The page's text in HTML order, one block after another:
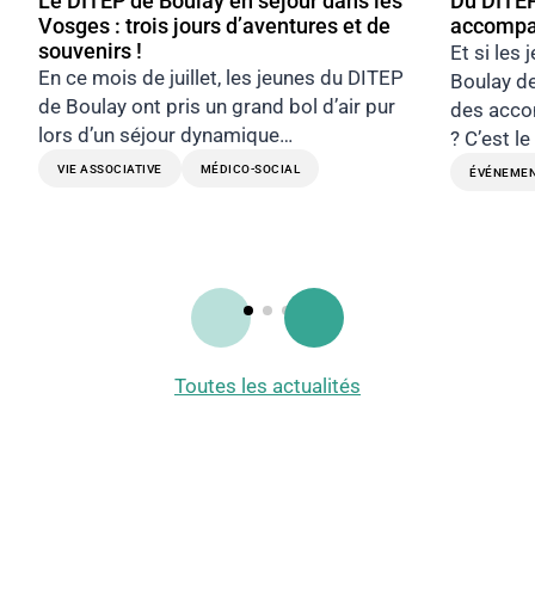
Vosges : trois jours d’aventures et de
souvenirs !
En ce mois de juillet, les jeunes du DITEP
de Boulay ont pris un grand bol d’air pur
lors d’un séjour dynamique…
VIE ASSOCIATIVE MÉDICO-SOCIAL
Et si les
Boulay
des
? C’est
Toutes les actualités